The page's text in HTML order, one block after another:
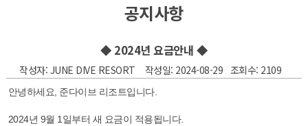
공지사항
◆ 2024년 요금안내 ◆
작성자: JUNE DIVE RESORT 작성일: 2024-08-29 조회수: 2109
안녕하세요, 준다이브 리조트입니다.
2024년 9월 1일부터 새 요금이 적용됩니다.